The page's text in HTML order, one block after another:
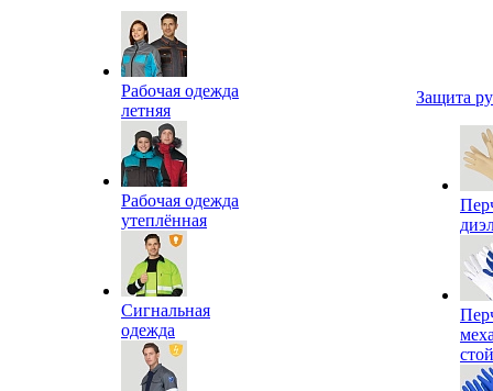
Рабочая одежда
летняя
Рабочая одежда
утеплённая
Сигнальная
одежда
Защита